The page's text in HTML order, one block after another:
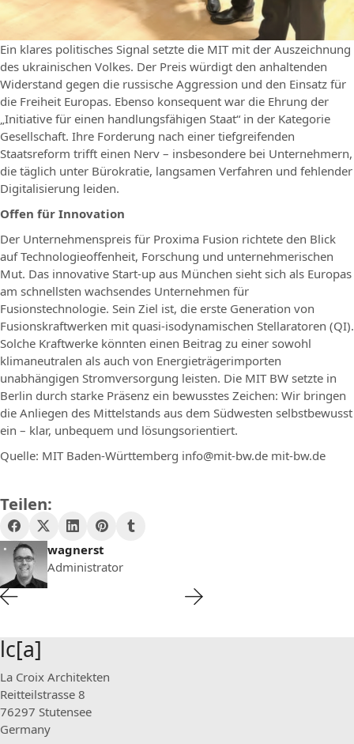
Ein klares politisches Signal setzte die MIT mit der Auszeichnung
des ukrainischen Volkes. Der Preis würdigt den anhaltenden
Widerstand gegen die russische Aggression und den Einsatz für
die Freiheit Europas. Ebenso konsequent war die Ehrung der
„Initiative für einen handlungsfähigen Staat“ in der Kategorie
Gesellschaft. Ihre Forderung nach einer tiefgreifenden
Staatsreform trifft einen Nerv – insbesondere bei Unternehmern,
die täglich unter Bürokratie, langsamen Verfahren und fehlender
Digitalisierung leiden.
Offen für Innovation
Der Unternehmenspreis für Proxima Fusion richtete den Blick
auf Technologieoffenheit, Forschung und unternehmerischen
Mut. Das innovative Start-up aus München sieht sich als Europas
am schnellsten wachsendes Unternehmen für
Fusionstechnologie. Sein Ziel ist, die erste Generation von
Fusionskraftwerken mit quasi-isodynamischen Stellaratoren (QI).
Solche Kraftwerke könnten einen Beitrag zu einer sowohl
klimaneutralen als auch von Energieträgerimporten
unabhängigen Stromversorgung leisten. Die MIT BW setzte in
Berlin durch starke Präsenz ein bewusstes Zeichen: Wir bringen
die Anliegen des Mittelstands aus dem Südwesten selbstbewusst
ein – klar, unbequem und lösungsorientiert.
Quelle: MIT Baden-Württemberg info@mit-bw.de mit-bw.de
Teilen:
wagnerst
Administrator
lc[a]
La Croix Architekten
Reitteilstrasse 8
76297 Stutensee
Germany